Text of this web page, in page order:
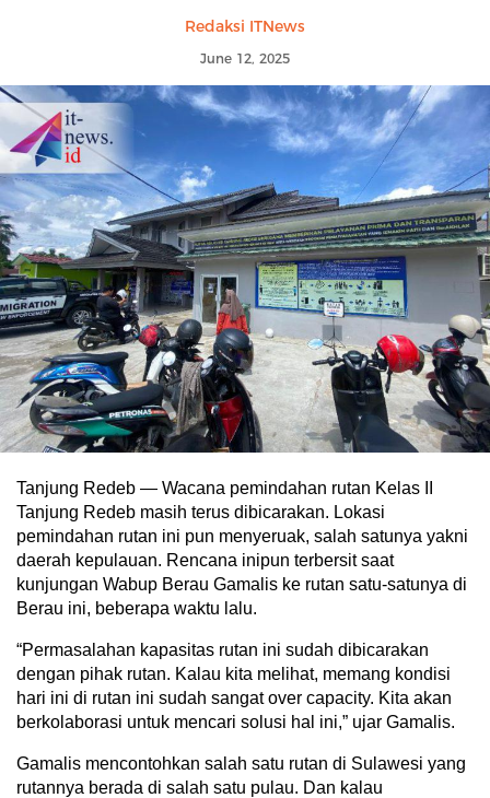
Redaksi ITNews
June 12, 2025
Tanjung Redeb — Wacana pemindahan rutan Kelas II
Tanjung Redeb masih terus dibicarakan. Lokasi
pemindahan rutan ini pun menyeruak, salah satunya yakni
daerah kepulauan. Rencana inipun terbersit saat
kunjungan Wabup Berau Gamalis ke rutan satu-satunya di
Berau ini, beberapa waktu lalu.
“Permasalahan kapasitas rutan ini sudah dibicarakan
dengan pihak rutan. Kalau kita melihat, memang kondisi
hari ini di rutan ini sudah sangat over capacity. Kita akan
berkolaborasi untuk mencari solusi hal ini,” ujar Gamalis.
Gamalis mencontohkan salah satu rutan di Sulawesi yang
rutannya berada di salah satu pulau. Dan kalau